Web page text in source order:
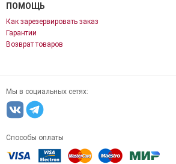
ПОМОЩЬ
Как зарезервировать заказ
Гарантии
Возврат товаров
Мы в социальных сетях:
Способы оплаты